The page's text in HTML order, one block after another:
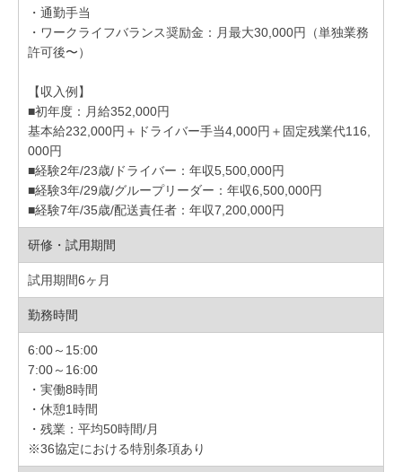
・通勤手当
・ワークライフバランス奨励金：月最大30,000円（単独業務
許可後〜）
【収入例】
■初年度：月給352,000円
基本給232,000円＋ドライバー手当4,000円＋固定残業代116,
000円
■経験2年/23歳/ドライバー：年収5,500,000円
■経験3年/29歳/グループリーダー：年収6,500,000円
■経験7年/35歳/配送責任者：年収7,200,000円
研修・試用期間
試用期間6ヶ月
勤務時間
6:00～15:00
7:00～16:00
・実働8時間
・休憩1時間
・残業：平均50時間/月
※36協定における特別条項あり